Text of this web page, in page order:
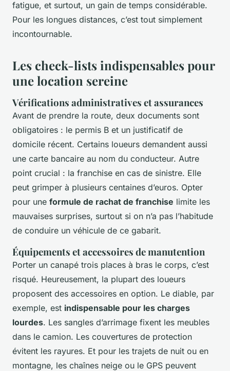
fatigue, et surtout, un gain de temps considérable.
Pour les longues distances, c’est tout simplement
incontournable.
Les check-lists indispensables pour
une location sereine
Vérifications administratives et assurances
Avant de prendre la route, deux documents sont
obligatoires : le permis B et un justificatif de
domicile récent. Certains loueurs demandent aussi
une carte bancaire au nom du conducteur. Autre
point crucial : la franchise en cas de sinistre. Elle
peut grimper à plusieurs centaines d’euros. Opter
pour une formule de rachat de franchise limite les
mauvaises surprises, surtout si on n’a pas l’habitude
de conduire un véhicule de ce gabarit.
Équipements et accessoires de manutention
Porter un canapé trois places à bras le corps, c’est
risqué. Heureusement, la plupart des loueurs
proposent des accessoires en option. Le diable, par
exemple, est indispensable pour les charges
lourdes. Les sangles d’arrimage fixent les meubles
dans le camion. Les couvertures de protection
évitent les rayures. Et pour les trajets de nuit ou en
montagne, les chaînes neige ou le GPS peuvent